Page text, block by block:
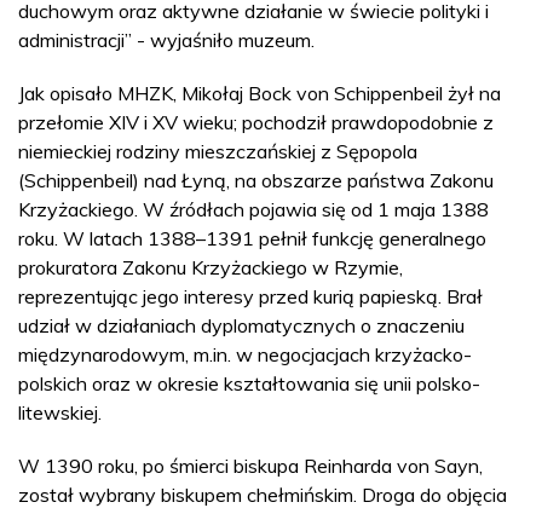
duchowym oraz aktywne działanie w świecie polityki i
administracji” - wyjaśniło muzeum.
Jak opisało MHZK, Mikołaj Bock von Schippenbeil żył na
przełomie XIV i XV wieku; pochodził prawdopodobnie z
niemieckiej rodziny mieszczańskiej z Sępopola
(Schippenbeil) nad Łyną, na obszarze państwa Zakonu
Krzyżackiego. W źródłach pojawia się od 1 maja 1388
roku. W latach 1388–1391 pełnił funkcję generalnego
prokuratora Zakonu Krzyżackiego w Rzymie,
reprezentując jego interesy przed kurią papieską. Brał
udział w działaniach dyplomatycznych o znaczeniu
międzynarodowym, m.in. w negocjacjach krzyżacko-
polskich oraz w okresie kształtowania się unii polsko-
litewskiej.
W 1390 roku, po śmierci biskupa Reinharda von Sayn,
został wybrany biskupem chełmińskim. Droga do objęcia